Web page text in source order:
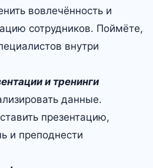
вовлечённость и
сотрудников. Поймёте,
внутри
и тренинги
данные.
презентацию,
и преподнести